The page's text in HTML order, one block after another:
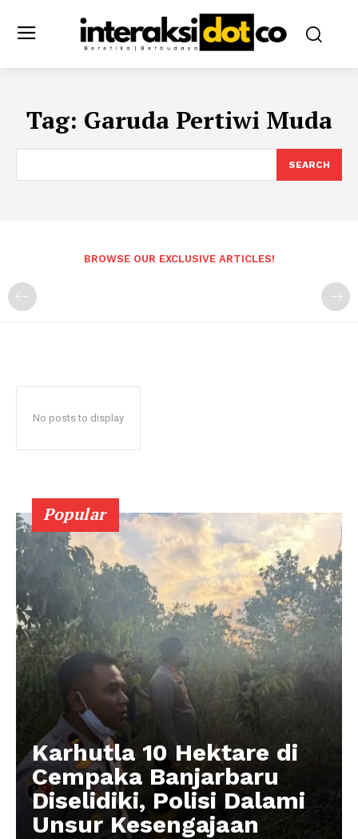
Tag: Garuda Pertiwi Muda
SEARCH
BROWSE OUR EXCLUSIVE ARTICLES!
No posts to display
Popular
Karhutla 10 Hektare di
Cempaka Banjarbaru
Diselidiki, Polisi Dalami
Unsur Kesengajaan